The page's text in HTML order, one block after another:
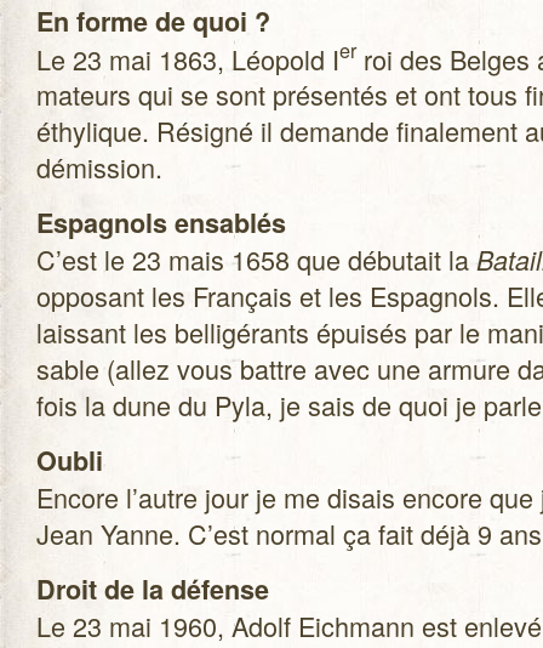
En forme de quoi ?
Le 23 mai 1863, Léo­pold Ierroi des Belges
ma­teurs qui se sont pré­sen­tés et ont tous
éthy­lique. Rési­gné il demande fina­le­ment
démission.
Espa­gnols ensa­blés
C’est le 23 mais 1658 que débu­tait la
oppo­sant les Fran­çais et les Espa­gnols.
lais­sant les bel­li­gé­rants épui­sés par le
sable (allez vous battre avec une armure
fois la dune du Pyla, je sais de quoi je
Oubli
Encore l’autre jour je me disais encore
Jean Yanne. C’est nor­mal ça fait déjà 9
Droit de la défense
Le 23 mai 1960, Adolf Eich­mann est